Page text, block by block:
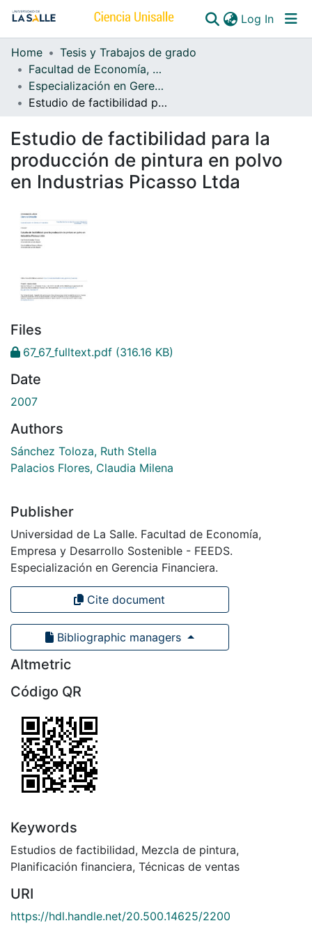
Log In
Communities & Collections
All of DSpace
Home
Tesis y Trabajos de grado
Facultad de Economía, Empresa y Desarrollo Sostenible - FEEDS
Especialización en Gerencia Financiera
Estudio de factibilidad para la producción de pintura en polvo en Industrias Picasso Ltda
Estudio de factibilidad para la
producción de pintura en polvo
en Industrias Picasso Ltda
Files
67_67_fulltext.pdf (316.16 KB)
Date
2007
Authors
Sánchez Toloza, Ruth Stella
Palacios Flores, Claudia Milena
Publisher
Universidad de La Salle. Facultad de Economía,
Empresa y Desarrollo Sostenible - FEEDS.
Especialización en Gerencia Financiera.
Cite document
Bibliographic managers
Altmetric
Código QR
Keywords
Estudios de factibilidad, Mezcla de pintura,
Planificación financiera, Técnicas de ventas
URI
https://hdl.handle.net/20.500.14625/2200